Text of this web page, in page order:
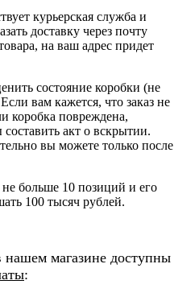
курьерская служба и
доставку через почту
на ваш адрес придет
состояние коробки (не
вам кажется, что заказ не
коробка повреждена,
акт о вскрытии.
вы можете только после
больше 10 позиций и его
100 тысяч рублей.
магазине доступны
: